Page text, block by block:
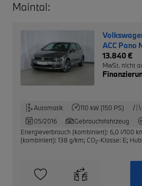
Maintal:
ACC Pano
Parkassist.
13.840 €
MwSt. nicht
Automatik 110 kW (150 PS)
05/2016
Gebrauchtfahrzeug
Energieverbrauch (kombiniert): 6,0 l/100
(kombiniert): 138 g/km; CO2-Klasse: E;